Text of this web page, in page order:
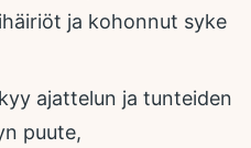
ja kohonnut syke
ajattelun ja tunteiden
puute,